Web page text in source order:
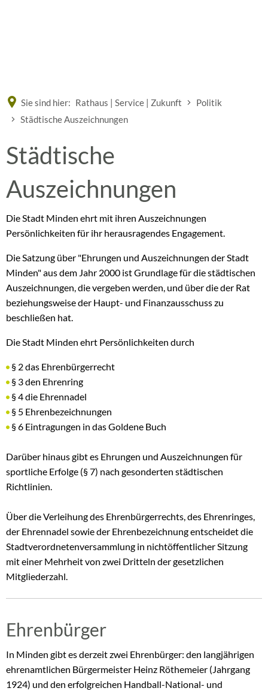
Sie sind hier: Rathaus | Service | Zukunft
Politik
Städtische Auszeichnungen
Städtische
Auszeichnungen
Städtische
Auszeichnungen
Die Stadt Minden ehrt mit ihren Auszeichnungen
Persönlichkeiten für ihr herausragendes Engagement.
Die Satzung über "Ehrungen und Auszeichnungen der Stadt
Minden" aus dem Jahr 2000 ist Grundlage für die städtischen
Auszeichnungen, die vergeben werden, und über die der Rat
beziehungsweise der Haupt- und Finanzausschuss zu
beschließen hat.
Die Stadt Minden ehrt Persönlichkeiten durch
§ 2 das Ehrenbürgerrecht
§ 3 den Ehrenring
§ 4 die Ehrennadel
§ 5 Ehrenbezeichnungen
§ 6 Eintragungen in das Goldene Buch
Darüber hinaus gibt es Ehrungen und Auszeichnungen für
sportliche Erfolge (§ 7) nach gesonderten städtischen
Richtlinien.
Über die Verleihung des Ehrenbürgerrechts, des Ehrenringes,
der Ehrennadel sowie der Ehrenbezeichnung entscheidet die
Stadtverordnetenversammlung in nichtöffentlicher Sitzung
mit einer Mehrheit von zwei Dritteln der gesetzlichen
Mitgliederzahl.
Ehrenbürger
In Minden gibt es derzeit zwei Ehrenbürger: den langjährigen
ehrenamtlichen Bürgermeister Heinz Röthemeier (Jahrgang
1924) und den erfolgreichen Handball-National- und